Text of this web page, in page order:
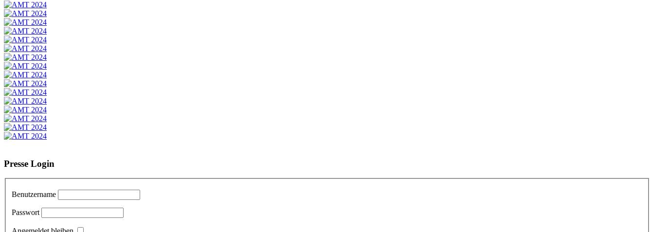
Presse Login
Benutzername
Passwort